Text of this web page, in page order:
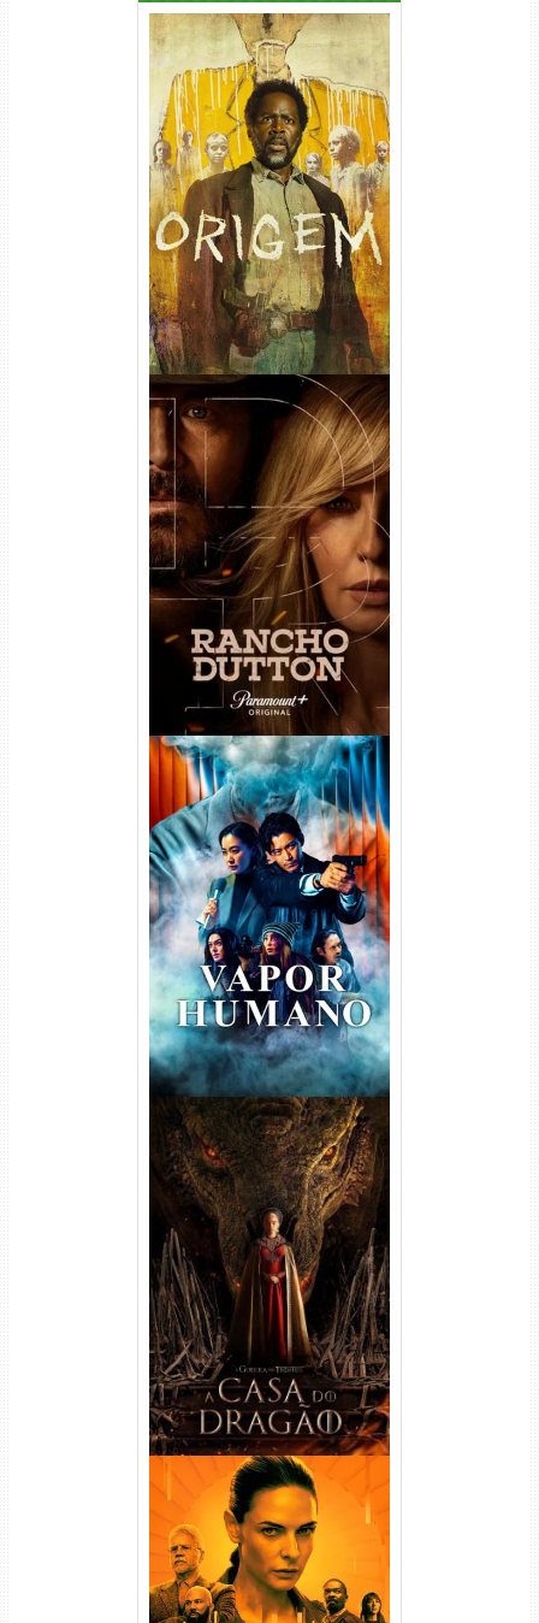
Origem 4ª Temporada Torrent
(2026) WEB-DL 1080p/4K
Dual Áudio
Rancho Dutton 1ª
Temporada Torrent (2026)
WEB-DL 1080p Dual Áudio
Vapor Humano 1ª Temporada
Torrent (2026) WEB-DL 1080p
Dual Áudio
A Casa do Dragão 1ª
Temporada Torrent (2022)
WEB-DL 720p/1080p Dual
Áudio
Silo 1ª Temporada Torrent